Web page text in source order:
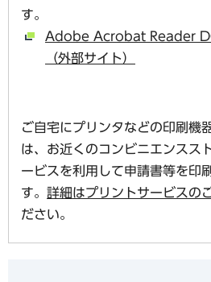
す。
Adobe Acrobat Reader
（外部サイト）
ご自宅にプリンタなどの印刷機
は、お近くのコンビニエンスス
ービスを利用して申請書等を印
す。 詳細はプリントサービスの
ださい。